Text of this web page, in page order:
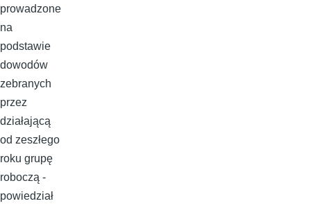
prowadzone
na
podstawie
dowodów
zebranych
przez
działającą
od zeszłego
roku grupę
roboczą -
powiedział